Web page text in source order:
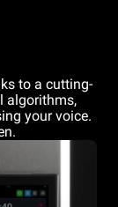
to a cutting-
algorithms,
your voice.